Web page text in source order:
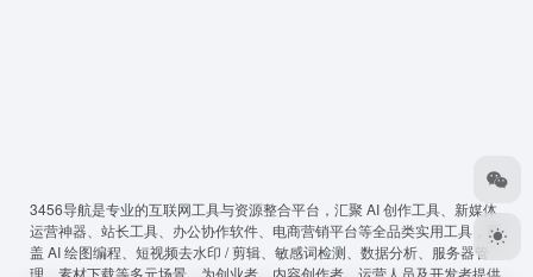
3456导航是专业的互联网工具与资源整合平台，汇聚 AI 创作工具、新媒体
运营神器、站长工具、办公协作软件、电商营销平台等全品类实用工具，覆
盖 AI 绘图编程、短视频去水印 / 剪辑、敏感词检测、数据分析、服务器管
理、素材下载等多元场景，为创业者、内容创作者、运营人员及开发者提供